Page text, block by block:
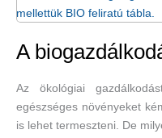
A
Az ökológiai
egészséges növényeket
is lehet termeszteni. De